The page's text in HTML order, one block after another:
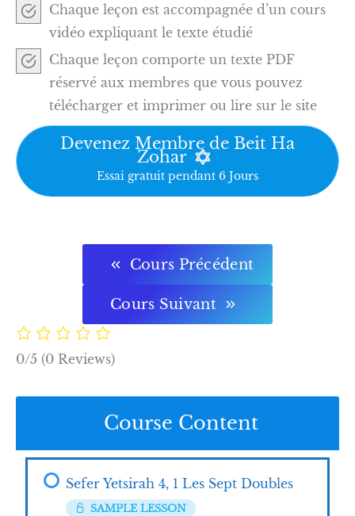
Chaque leçon est accompagnée d’un cours
vidéo expliquant le texte étudié
Chaque leçon comporte un texte PDF
réservé aux membres que vous pouvez
télécharger et imprimer ou lire sur le site
Devenez Membre de Beit Ha
Zohar
Essai gratuit pendant 6 Jours
Cours Précédent
Cours Suivant
0/5 (0 Reviews)
Course Content
Sefer Yetsirah 4, 1 Les Sept Doubles
SAMPLE LESSON